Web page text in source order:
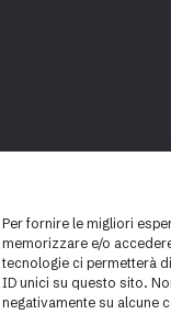
Per fornire le migliori
memorizzare e/o
tecnologie ci permetterà
ID unici su questo sito.
negativamente su alcune